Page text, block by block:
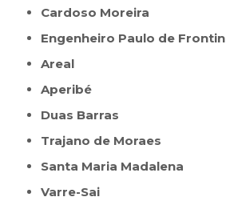
Cardoso Moreira
Engenheiro Paulo de Frontin
Areal
Aperibé
Duas Barras
Trajano de Moraes
Santa Maria Madalena
Varre-Sai